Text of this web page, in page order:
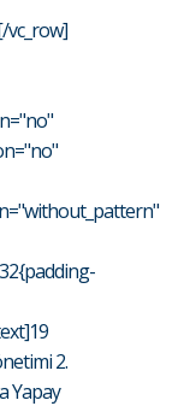
vc_row]
2.
Yapay